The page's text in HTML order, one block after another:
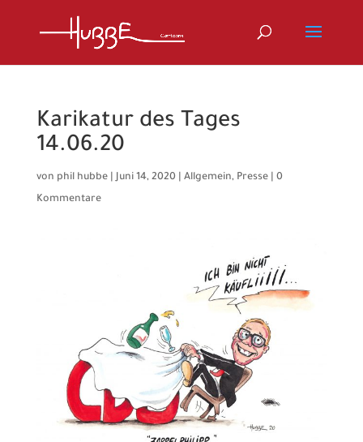
Karikatur des Tages
14.06.20
von phil hubbe|Juni 14, 2020| Allgemein, Presse| 0
Kommentare